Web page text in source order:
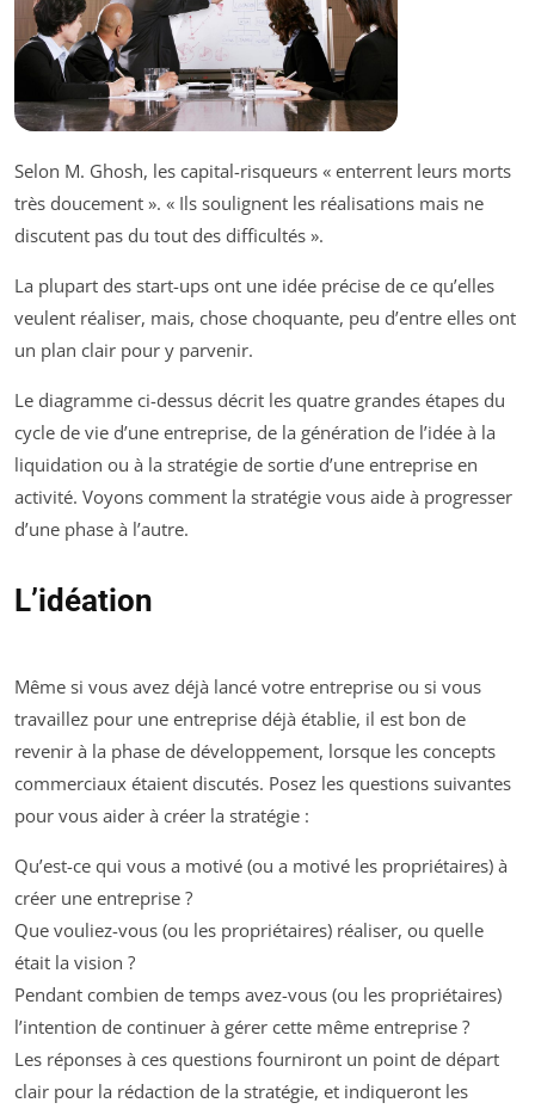
Selon M. Ghosh, les capital-risqueurs « enterrent leurs morts
très doucement ». « Ils soulignent les réalisations mais ne
discutent pas du tout des difficultés ».
La plupart des start-ups ont une idée précise de ce qu’elles
veulent réaliser, mais, chose choquante, peu d’entre elles ont
un plan clair pour y parvenir.
Le diagramme ci-dessus décrit les quatre grandes étapes du
cycle de vie d’une entreprise, de la génération de l’idée à la
liquidation ou à la stratégie de sortie d’une entreprise en
activité. Voyons comment la stratégie vous aide à progresser
d’une phase à l’autre.
L’idéation
Même si vous avez déjà lancé votre entreprise ou si vous
travaillez pour une entreprise déjà établie, il est bon de
revenir à la phase de développement, lorsque les concepts
commerciaux étaient discutés. Posez les questions suivantes
pour vous aider à créer la stratégie :
Qu’est-ce qui vous a motivé (ou a motivé les propriétaires) à
créer une entreprise ?
Que vouliez-vous (ou les propriétaires) réaliser, ou quelle
était la vision ?
Pendant combien de temps avez-vous (ou les propriétaires)
l’intention de continuer à gérer cette même entreprise ?
Les réponses à ces questions fourniront un point de départ
clair pour la rédaction de la stratégie, et indiqueront les